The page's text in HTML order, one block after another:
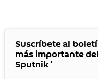
Suscríbete al
más importante
Sputnik '